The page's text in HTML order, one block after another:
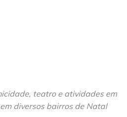
teatro e atividades em
diversos bairros de Natal